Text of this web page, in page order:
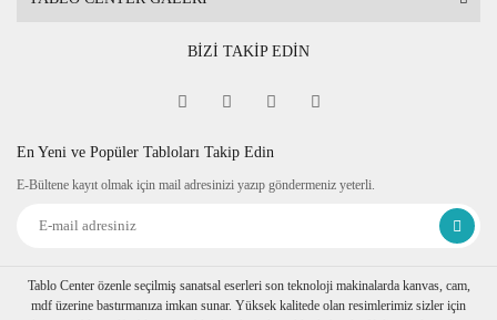
BİZİ TAKİP EDİN
En Yeni ve Popüler Tabloları Takip Edin
E-Bültene kayıt olmak için mail adresinizi yazıp göndermeniz yeterli.
Tablo Center özenle seçilmiş sanatsal eserleri son teknoloji makinalarda kanvas, cam,
mdf üzerine bastırmanıza imkan sunar. Yüksek kalitede olan resimlerimiz sizler için